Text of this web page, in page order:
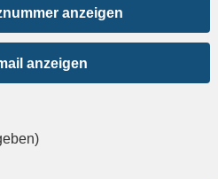
anzeigen
anzeigen